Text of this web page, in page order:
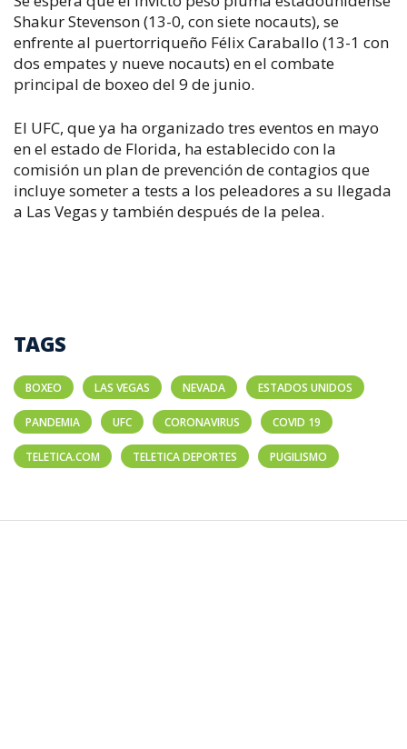
Shakur Stevenson (13-0, con siete nocauts), se
enfrente al puertorriqueño Félix Caraballo (13-1 con
dos empates y nueve nocauts) en el combate
principal de boxeo del 9 de junio.
El UFC, que ya ha organizado tres eventos en mayo
en el estado de Florida, ha establecido con la
comisión un plan de prevención de contagios que
incluye someter a tests a los peleadores a su llegada
a Las Vegas y también después de la pelea.
TAGS
BOXEO LAS VEGAS NEVADA ESTADOS UNIDOS
PANDEMIA UFC CORONAVIRUS COVID 19
TELETICA.COM TELETICA DEPORTES PUGILISMO